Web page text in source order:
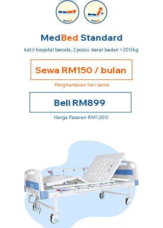
MedBed Standard
katil hospital beroda, 2 posisi, berat badan <200kg
Sewa RM150 / bulan
Penghantaran hari sama
Beli RM899
Harga Pasaran RM1,300